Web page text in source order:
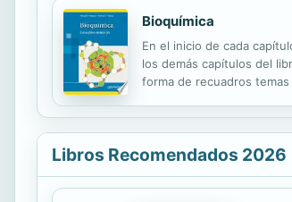
Bioquímica
En el inicio de cada
los demás capítulos del
forma de recuadros
Libros Recomendados 2026